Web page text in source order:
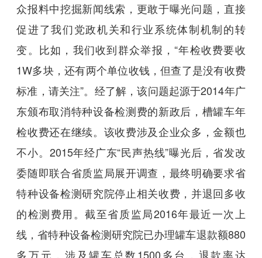
众报料中挖掘新闻线索，更敢于曝光问题，直接
促进了我们党政机关和行业系统体制机制的转
变。比如，我们收到群众举报，“年检收费要收
1W多块，还有两个单位收钱，但查了是没有收费
标准，请关注”。经了解，该问题起源于2014年广
东颁布取消特种设备检测费的新政后，槽罐车年
检收费还在继续。该收费涉及企业众多，金额也
不小。2015年经广东“民声热线”曝光后，省发改
委随即联合省质监局展开调查，最终明确要求省
特种设备检测研究院停止相关收费，并退回多收
的检测费用。截至省质监局2016年最近一次上
线，省特种设备检测研究院已办理罐车退款额880
多万元，涉及罐车总数1500多台，退款率达